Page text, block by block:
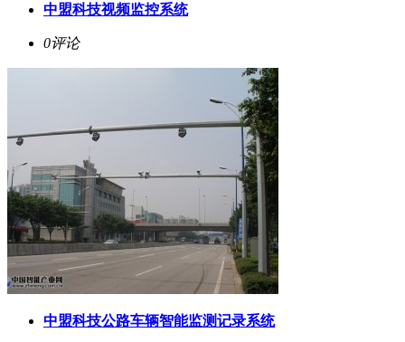
中盟科技视频监控系统
0评论
中盟科技公路车辆智能监测记录系统